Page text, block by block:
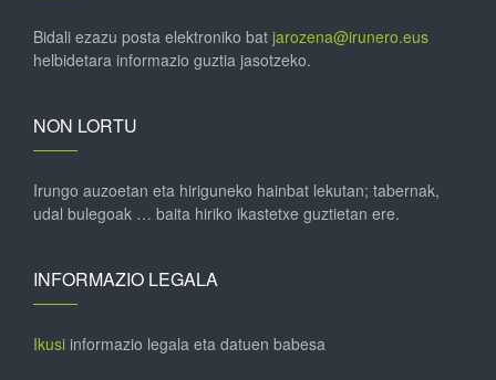
Bidali ezazu posta elektroniko bat jarozena@irunero.eus
helbidetara informazio guztia jasotzeko.
NON LORTU
Irungo auzoetan eta hiriguneko hainbat lekutan; tabernak,
udal bulegoak … baita hiriko ikastetxe guztietan ere.
INFORMAZIO LEGALA
Ikusi informazio legala eta datuen babesa